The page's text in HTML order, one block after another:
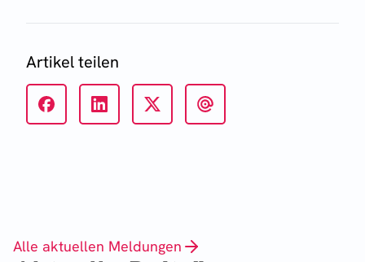
Artikel teilen
Alle aktuellen Meldungen